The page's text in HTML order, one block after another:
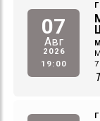
07
Авг
2026
19:00
7